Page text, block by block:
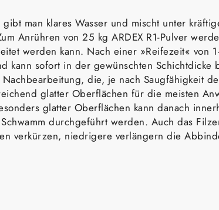
man klares Wasser und mischt unter
Anrühren von 25 kg ARDEX R1-Pulver
werden kann. Nach einer »Reifezeit«
kann sofort in der gewünschten
die, je nach Saugfähigkeit
glatter Oberflächen für die meisten
glatter Oberflächen kann danach
durchgeführt werden. Auch das
verkürzen, niedrigere verlängern die